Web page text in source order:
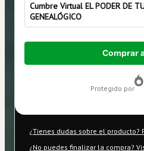
Cumbre Virtual EL PODER DE
GENEALÓGICO
Total
197,00 US$
Comprar
protegido por
¿Tienes dudas sobre el producto?
¿No puedes finalizar la compra?